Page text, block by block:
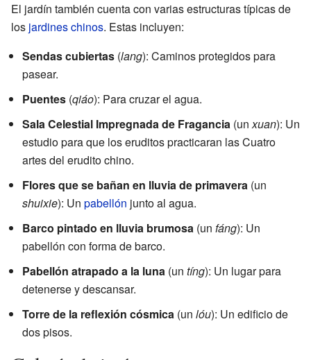
El jardín también cuenta con varias estructuras típicas de
los jardines chinos. Estas incluyen:
Sendas cubiertas (lang): Caminos protegidos para
pasear.
Puentes (qiáo): Para cruzar el agua.
Sala Celestial Impregnada de Fragancia (unxuan): Un
estudio para que los eruditos practicaran las Cuatro
artes del erudito chino.
Flores que se bañan en lluvia de primavera (un
shuixie): Un pabellón junto al agua.
Barco pintado en lluvia brumosa (un fáng): Un
pabellón con forma de barco.
Pabellón atrapado a la luna (un tíng): Un lugar para
detenerse y descansar.
Torre de la reflexión cósmica (un lóu): Un edificio de
dos pisos.